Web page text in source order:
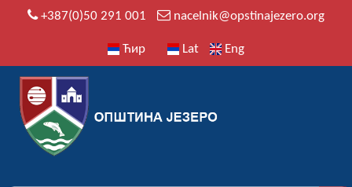
+387(0)50 291 001 nacelnik@opstinajezero.org
Ћир Lat Eng